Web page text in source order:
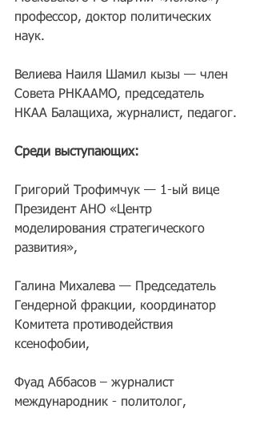
профессор, доктор политических
наук.
Велиева Наиля Шамил кызы — член
Совета РНКААМО, председатель
НКАА Балащиха, журналист, педагог.
Среди выступающих:
Григорий Трофимчук — 1-ый вице
Президент АНО «Центр
моделирования стратегического
развития»,
Галина Михалева — Председатель
Гендерной фракции, координатор
Комитета противодействия
ксенофобии,
Фуад Аббасов – журналист
международник - политолог,